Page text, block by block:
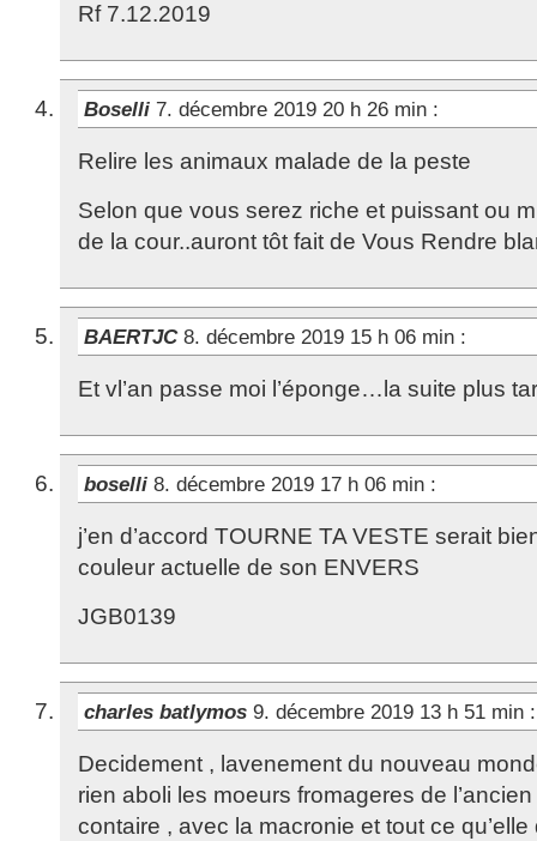
Rf 7.12.2019
Boselli 7. décembre 2019 20 h 26 min :
Relire les animaux malade de la peste
Selon que vous serez riche et puissant ou
de la cour..auront tôt fait de Vous Rendre
BAERTJC 8. décembre 2019 15 h 06 min :
Et vl’an passe moi l’éponge…la suite plus
boselli 8. décembre 2019 17 h 06 min :
j’en d’accord TOURNE TA VESTE serait
couleur actuelle de son ENVERS
JGB0139
charles batlymos 9. décembre 2019 13 h 51 min :
Decidement , lavenement du nouveau
rien aboli les moeurs fromageres de
contaire , avec la macronie et tout ce